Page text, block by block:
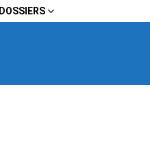
DOSSIERS